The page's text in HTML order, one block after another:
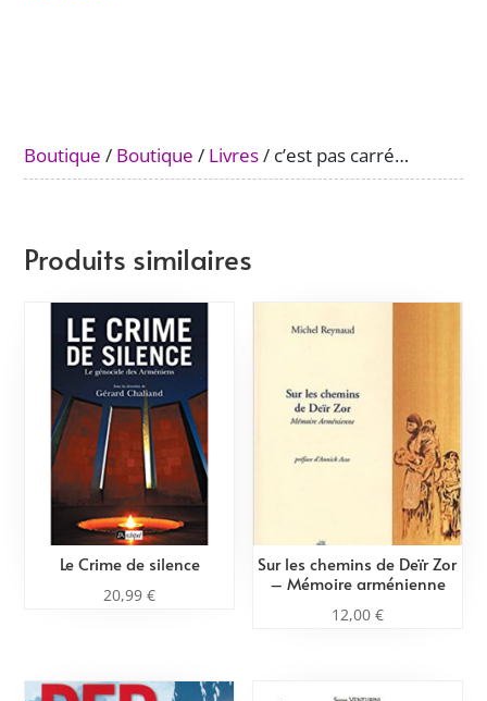
Boutique / Boutique / Livres/ c’est pas carré…
Produits similaires
Le Crime de silence
20,99€
Sur les chemins de Deïr Zor
– Mémoire arménienne
12,00 €